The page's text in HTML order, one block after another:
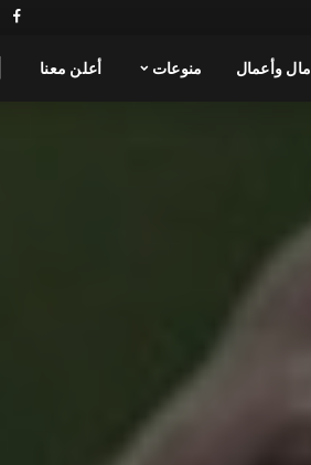
مال وأعمال منوعات أعلن معنا